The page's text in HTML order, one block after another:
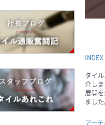
タイ
介し
展開
まし
アー